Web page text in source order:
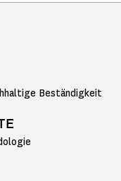
Beständigkeit